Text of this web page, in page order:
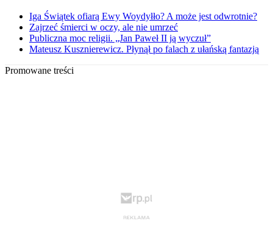
Iga Świątek ofiarą Ewy Woydyłło? A może jest odwrotnie?
Zajrzeć śmierci w oczy, ale nie umrzeć
Publiczna moc religii. „Jan Paweł II ją wyczuł”
Mateusz Kusznierewicz. Płynął po falach z ułańską fantazją
Promowane treści